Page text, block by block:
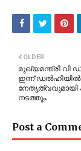
OLDER
മുഖ്യമന്ത്രി വി
ഇന്ന്
നേതൃത്വവുമായി
നടത്തും.
Post a